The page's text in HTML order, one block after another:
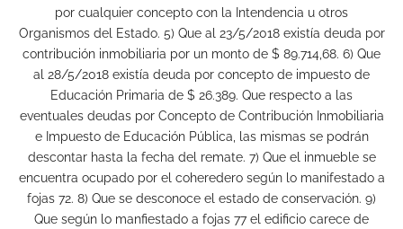
por cualquier concepto con la Intendencia u otros
Organismos del Estado. 5) Que al 23/5/2018 existía deuda por
contribución inmobiliaria por un monto de $ 89.714,68. 6) Que
al 28/5/2018 existía deuda por concepto de impuesto de
Educación Primaria de $ 26.389. Que respecto a las
eventuales deudas por Concepto de Contribución Inmobiliaria
e Impuesto de Educación Pública, las mismas se podrán
descontar hasta la fecha del remate. 7) Que el inmueble se
encuentra ocupado por el coheredero según lo manifestado a
fojas 72. 8) Que se desconoce el estado de conservación. 9)
Que según lo manfiestado a fojas 77 el edificio carece de